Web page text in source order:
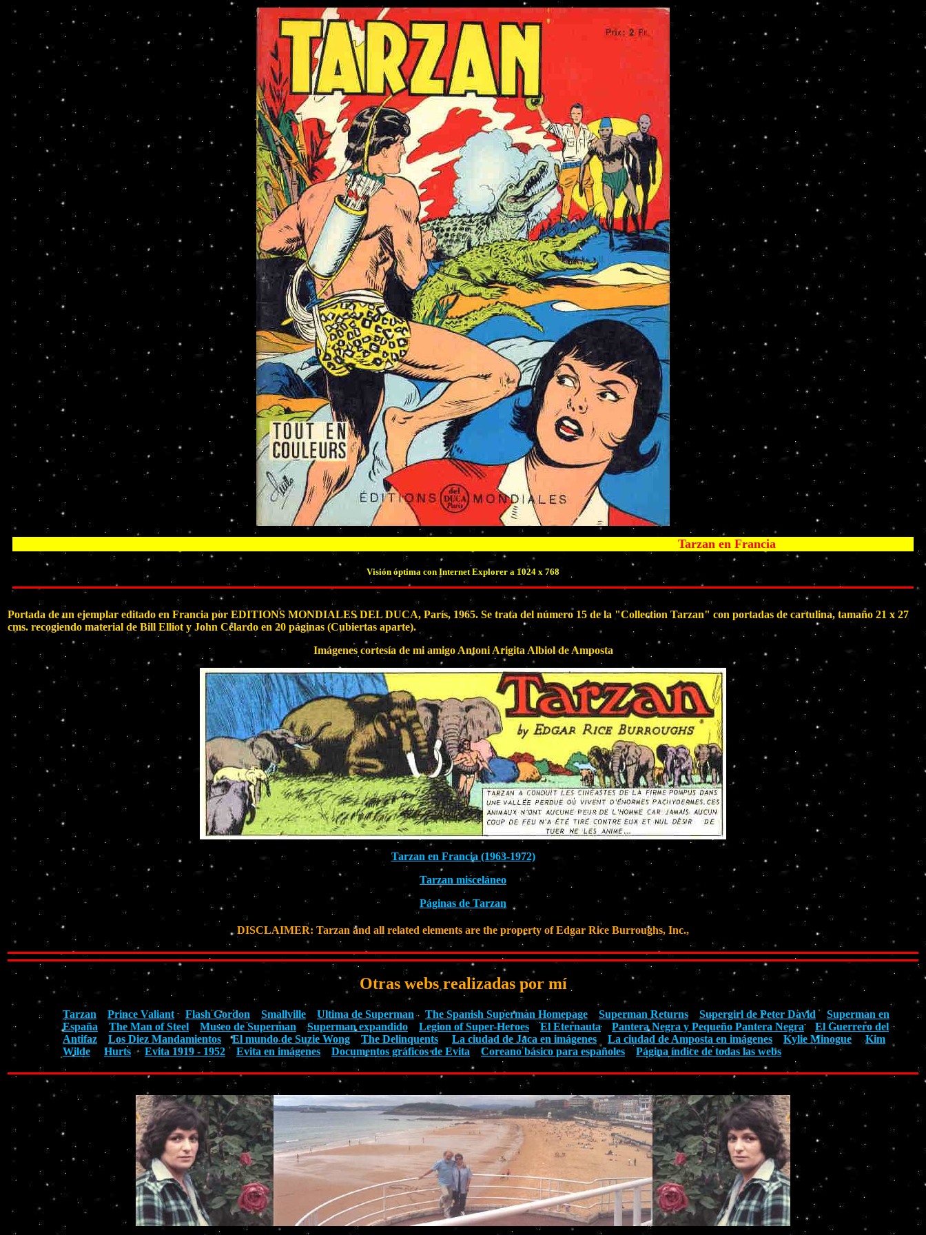
Tarzan en Francia
Visión óptima con Internet Explorer a 1024 x 768
Portada de un ejemplar editado en Francia por EDITIONS MONDIALES DEL DUCA, París, 1965. Se trata del número 15 de la "Collection Tarzan" con portadas de cartulina, tamaño 21 x 27
cms. recogiendo material de Bill Elliot y John Celardo en 20 páginas (Cubiertas aparte).
Imágenes cortesía de mi amigo Antoni Arigita Albiol de Amposta
Tarzan en Francia (1963-1972)
Tarzan misceláneo
Páginas de Tarzan
DISCLAIMER: Tarzan and all related elements are the property of Edgar Rice Burroughs, Inc.,
Otras webs realizadas por mí
Tarzan Prince Valiant Flash Gordon Smallville Ultima de Superman The Spanish Superman Homepage Superman Returns Supergirl de Peter David
Superman en
España
The Man of Steel Museo de Superman Superman expandido Legion of Super-Heroes El Eternauta Pantera Negra y Pequeño Pantera Negra
El Guerrero del
Antifaz
Los Diez Mandamientos El mundo de Suzie Wong The Delinquents La ciudad de Jaca en imágenes La ciudad de Amposta en imágenes Kylie Minogue
Kim
Wilde
Hurts Evita 1919 - 1952 Evita en imágenes Documentos gráficos de Evita Coreano básico para españoles Página índice de todas las webs